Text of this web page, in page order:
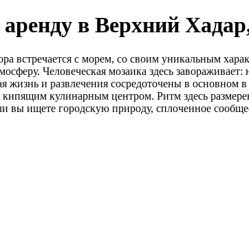
в Верхний
встречается с морем, со своим уникальным
Человеческая мозаика здесь
жизнь и развлечения сосредоточены в
кулинарным центром. Ритм здесь
вы ищете городскую природу, сплоченное